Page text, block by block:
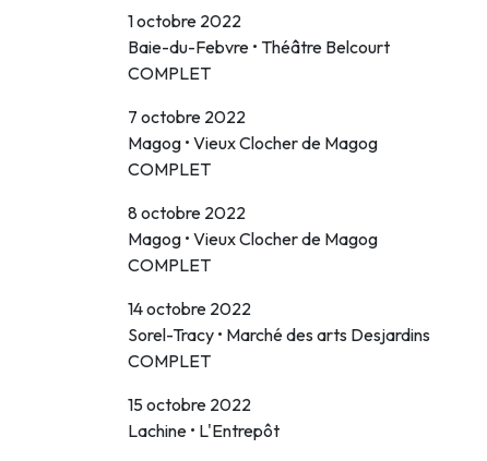
1 octobre 2022
Baie-du-Febvre • Théâtre Belcourt
COMPLET
7 octobre 2022
Magog • Vieux Clocher de Magog
COMPLET
8 octobre 2022
Magog • Vieux Clocher de Magog
COMPLET
14 octobre 2022
Sorel-Tracy • Marché des arts Desjardins
COMPLET
15 octobre 2022
Lachine • L'Entrepôt